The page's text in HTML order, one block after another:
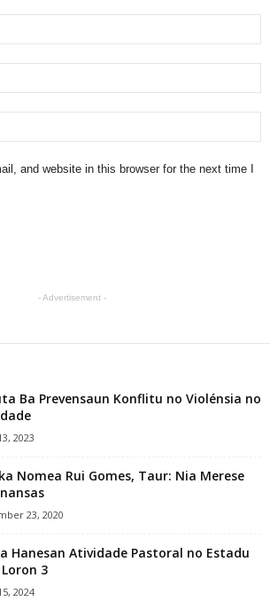
and website in this browser for the next time I
- Advertisement -
Ba Prevensaun Konflitu no Violénsia no
2023
Nomea Rui Gomes, Taur: Nia Merese
23, 2020
Hanesan Atividade Pastoral no Estadu
3
2024